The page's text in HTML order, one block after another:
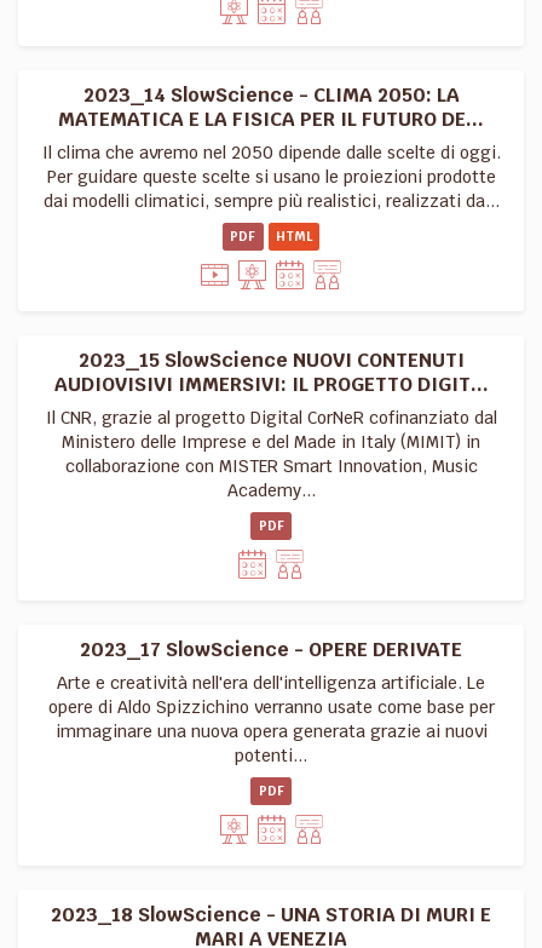
2023_14 SlowScience - CLIMA 2050: LA
MATEMATICA E LA FISICA PER IL FUTURO DE...
Il clima che avremo nel 2050 dipende dalle scelte di oggi.
Per guidare queste scelte si usano le proiezioni prodotte
dai modelli climatici, sempre più realistici, realizzati da...
PDF HTML
2023_15 SlowScience NUOVI CONTENUTI
AUDIOVISIVI IMMERSIVI: IL PROGETTO DIGIT...
Il CNR, grazie al progetto Digital CorNeR cofinanziato dal
Ministero delle Imprese e del Made in Italy (MIMIT) in
collaborazione con MISTER Smart Innovation, Music
Academy...
PDF
2023_17 SlowScience - OPERE DERIVATE
Arte e creatività nell'era dell'intelligenza artificiale. Le
opere di Aldo Spizzichino verranno usate come base per
immaginare una nuova opera generata grazie ai nuovi
potenti...
PDF
2023_18 SlowScience - UNA STORIA DI MURI E
MARI A VENEZIA